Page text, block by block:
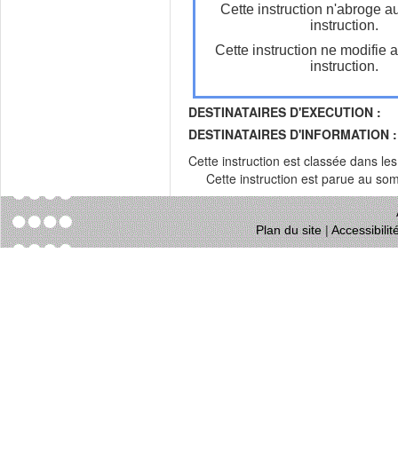
Cette instruction n'abroge
instruction.
Cette instruction ne modifie
instruction.
DESTINATAIRES D'EXECUTION :
DESTINATAIRES D'INFORMATION :
Cette instruction est classée dans
Cette instruction est parue au
Plan du site|